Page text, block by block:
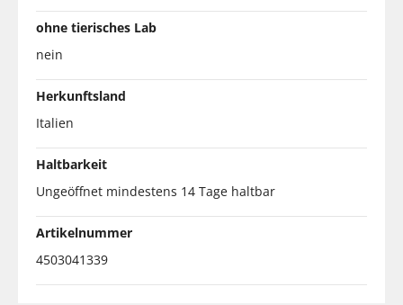
ohne tierisches Lab
nein
Herkunftsland
Italien
Haltbarkeit
Ungeöffnet mindestens 14 Tage haltbar
Artikelnummer
4503041339